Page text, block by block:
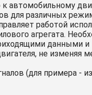
автомобильному
для различных
работой
агрегата.
данными
не
(для примера -